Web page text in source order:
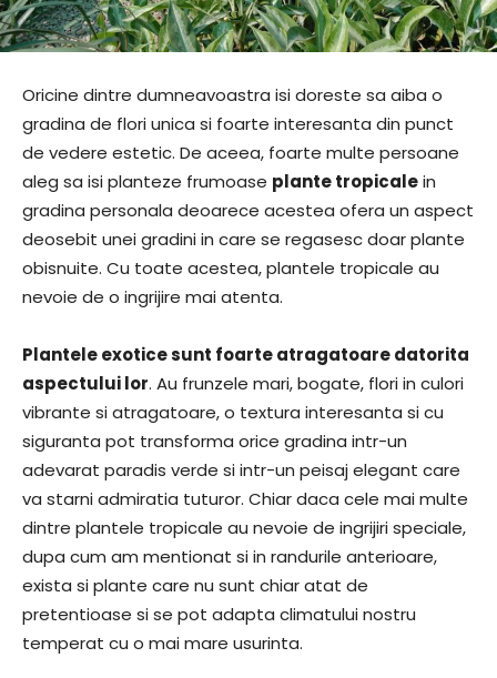
Oricine dintre dumneavoastra isi doreste sa aiba o
gradina de flori unica si foarte interesanta din punct
de vedere estetic. De aceea, foarte multe persoane
aleg sa isi planteze frumoase plante tropicalein
gradina personala deoarece acestea ofera un aspect
deosebit unei gradini in care se regasesc doar plante
obisnuite. Cu toate acestea, plantele tropicale au
nevoie de o ingrijire mai atenta.
Plantele exotice sunt foarte atragatoare datorita
aspectului lor. Au frunzele mari, bogate, flori in culori
vibrante si atragatoare, o textura interesanta si cu
siguranta pot transforma orice gradina intr-un
adevarat paradis verde si intr-un peisaj elegant care
va starni admiratia tuturor. Chiar daca cele mai multe
dintre plantele tropicale au nevoie de ingrijiri speciale,
dupa cum am mentionat si in randurile anterioare,
exista si plante care nu sunt chiar atat de
pretentioase si se pot adapta climatului nostru
temperat cu o mai mare usurinta.